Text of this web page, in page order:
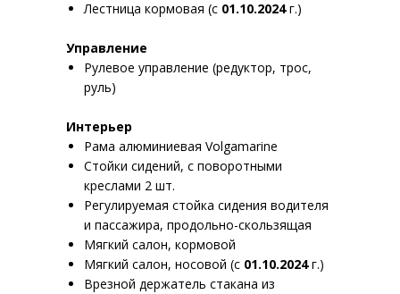
Лестница кормовая (с 01.10.2024г.)
Управление
Рулевое управление (редуктор, трос,
руль)
Интерьер
Рама алюминиевая Volgamarine
Стойки сидений, с поворотными
креслами 2 шт.
Регулируемая стойка сидения водителя
и пассажира, продольно-скользящая
Мягкий салон, кормовой
Мягкий салон, носовой (с 01.10.2024г.)
Врезной держатель стакана из